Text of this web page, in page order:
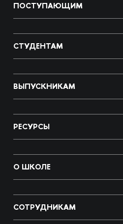
ПОСТУПАЮЩИМ
СТУДЕНТАМ
ВЫПУСКНИКАМ
РЕСУРСЫ
О ШКОЛЕ
СОТРУДНИКАМ